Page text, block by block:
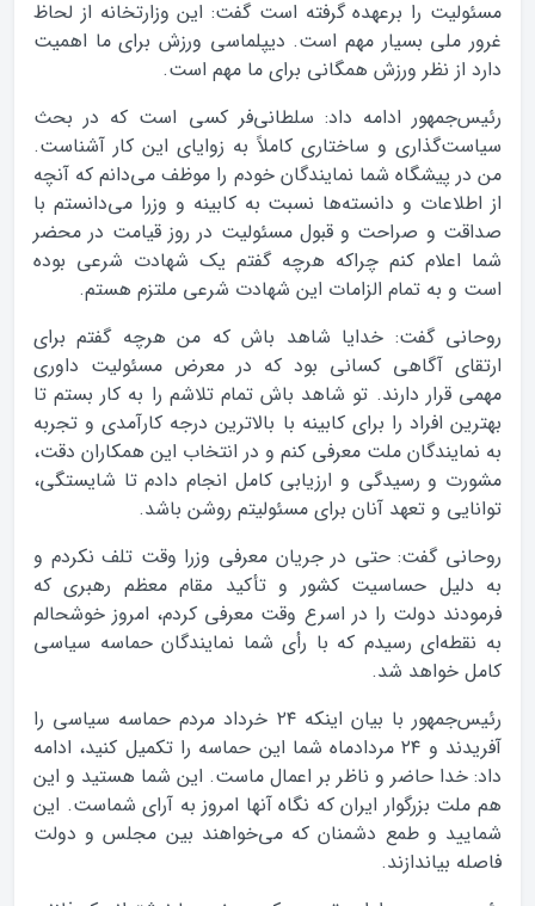
مسئولیت را برعهده گرفته است گفت: این وزارتخانه از لحاظ
غرور ملی بسیار مهم است. دیپلماسی ورزش برای ما اهمیت
دارد از نظر ورزش همگانی برای ما مهم است.
رئیس‌جمهور ادامه داد: سلطانی‌فر کسی است که در بحث
سیاست‌گذاری و ساختاری کاملاً به زوایای این کار آشناست.
من در پیشگاه شما نمایندگان خودم را موظف می‌دانم که آنچه
از اطلاعات و دانسته‌ها نسبت به کابینه و وزرا می‌دانستم با
صداقت و صراحت و قبول مسئولیت در روز قیامت در محضر
شما اعلام ‌کنم چراکه هرچه گفتم یک شهادت شرعی بوده
است و به تمام الزامات این شهادت شرعی ملتزم هستم.
روحانی گفت: خدایا شاهد باش که من هرچه گفتم برای
ارتقای آگاهی کسانی بود که در معرض مسئولیت داوری
مهمی قرار دارند. تو شاهد باش تمام تلاشم را به کار بستم تا
بهترین افراد را برای کابینه با بالاترین درجه کارآمدی و تجربه
به نمایندگان ملت معرفی کنم و در انتخاب این همکاران دقت،
مشورت و رسیدگی و ارزیابی کامل انجام دادم تا شایستگی،
توانایی و تعهد آنان برای مسئولیتم روشن باشد.
روحانی گفت: حتی در جریان معرفی وزرا وقت تلف نکردم و
به دلیل حساسیت کشور و تأکید مقام معظم رهبری که
فرمودند دولت را در اسرع وقت معرفی کردم، امروز خوشحالم
به نقطه‌ای رسیدم که با رأی شما نمایندگان حماسه سیاسی
کامل خواهد شد.
رئیس‌جمهور با بیان اینکه ۲۴ خرداد مردم حماسه سیاسی را
آفریدند و ۲۴ مردادماه شما این حماسه را تکمیل کنید، ادامه
داد: خدا حاضر و ناظر بر اعمال ماست. این شما هستید و این
هم ملت بزرگوار ایران که نگاه آنها امروز به آرای شماست. این
شمایید و طمع دشمنان که می‌خواهند بین مجلس و دولت
فاصله بیاندازند.